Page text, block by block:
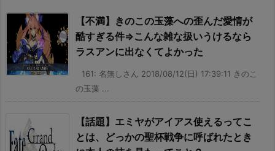
【不満】きのこの玉藻への歪んだ愛情が
酷すぎる件⇒こんな雑な扱いうけるなら
ラスアンに出なくてよかった
161: 名無しさん 2018/08/12(日) 17:39:11 きのこ
の玉藻 ...
【話題】エミヤがアイアス使えるってこ
とは、どっかの聖杯戦争に呼ばれたとき